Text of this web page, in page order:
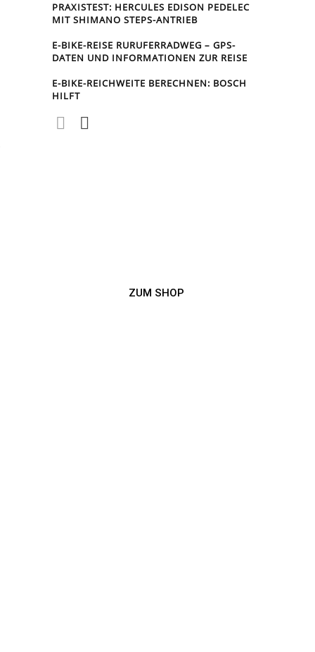
PRAXISTEST: HERCULES EDISON PEDELEC
MIT SHIMANO STEPS-ANTRIEB
E-BIKE-REISE RUR­UFER­RAD­WEG – GPS-
DATEN UND INFORMATIONEN ZUR REISE
E-BIKE-REICHWEITE BERECHNEN: BOSCH
HILFT
ZUM SHOP